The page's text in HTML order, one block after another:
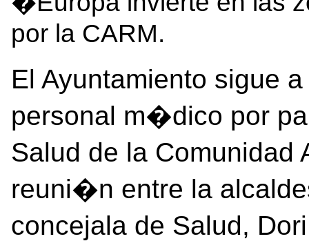
por la CARM.
El Ayuntamiento sigue
personal m�dico por
Salud de la
reuni�n entre la
concejala de Salud,